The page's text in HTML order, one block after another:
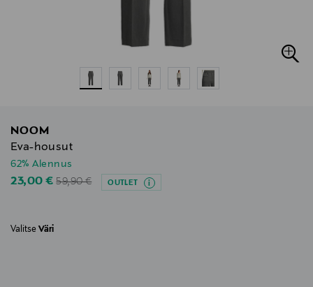
NOOM
Eva-housut
62% Alennus
Discounted Price
23,00 €Original Price
59,90 € OUTLET
Valitse Väri